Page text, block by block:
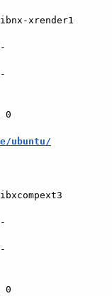
xrender1
ubuntu/